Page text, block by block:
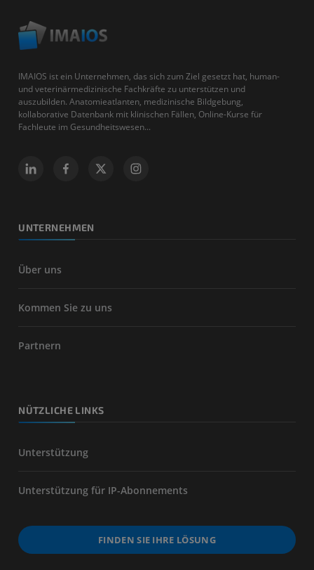
IMAIOS ist ein Unternehmen, das sich zum Ziel gesetzt hat, human-
und veterinärmedizinische Fachkräfte zu unterstützen und
auszubilden. Anatomieatlanten, medizinische Bildgebung,
kollaborative Datenbank mit klinischen Fällen, Online-Kurse für
Fachleute im Gesundheitswesen...
UNTERNEHMEN
Über uns
Kommen Sie zu uns
Partnern
NÜTZLICHE LINKS
Unterstützung
Unterstützung für IP-Abonnements
FINDEN SIE IHRE LÖSUNG